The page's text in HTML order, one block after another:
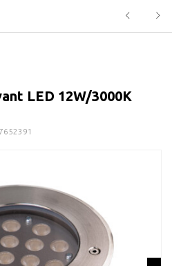
LED 12W/3000K